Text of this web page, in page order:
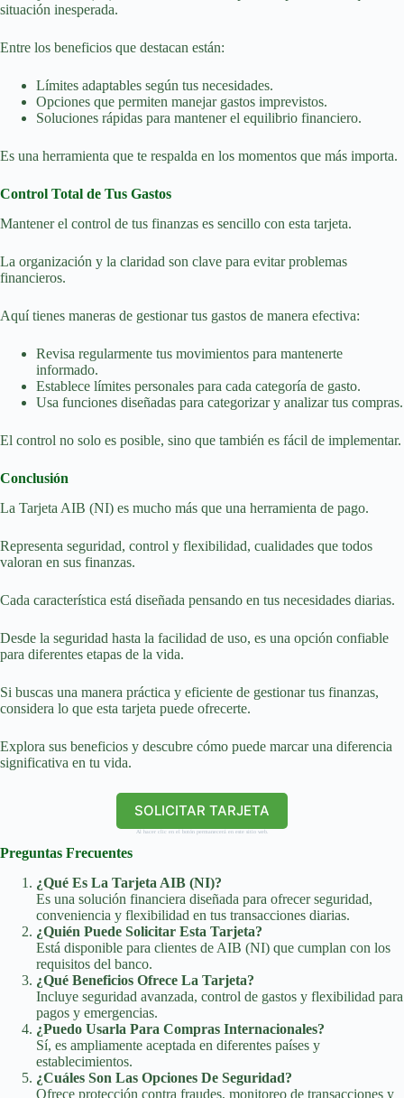
situación inesperada.
Entre los beneficios que destacan están:
Límites adaptables según tus necesidades.
Opciones que permiten manejar gastos imprevistos.
Soluciones rápidas para mantener el equilibrio financiero.
Es una herramienta que te respalda en los momentos que más importa.
Control Total de Tus Gastos
Mantener el control de tus finanzas es sencillo con esta tarjeta.
La organización y la claridad son clave para evitar problemas
financieros.
Aquí tienes maneras de gestionar tus gastos de manera efectiva:
Revisa regularmente tus movimientos para mantenerte
informado.
Establece límites personales para cada categoría de gasto.
Usa funciones diseñadas para categorizar y analizar tus compras.
El control no solo es posible, sino que también es fácil de implementar.
Conclusión
La Tarjeta AIB (NI) es mucho más que una herramienta de pago.
Representa seguridad, control y flexibilidad, cualidades que todos
valoran en sus finanzas.
Cada característica está diseñada pensando en tus necesidades diarias.
Desde la seguridad hasta la facilidad de uso, es una opción confiable
para diferentes etapas de la vida.
Si buscas una manera práctica y eficiente de gestionar tus finanzas,
considera lo que esta tarjeta puede ofrecerte.
Explora sus beneficios y descubre cómo puede marcar una diferencia
significativa en tu vida.
SOLICITAR TARJETA
Al hacer clic en el botón permanecerá en este sitio web.
Preguntas Frecuentes
¿Qué Es La Tarjeta AIB (NI)?
Es una solución financiera diseñada para ofrecer seguridad,
conveniencia y flexibilidad en tus transacciones diarias.
¿Quién Puede Solicitar Esta Tarjeta?
Está disponible para clientes de AIB (NI) que cumplan con los
requisitos del banco.
¿Qué Beneficios Ofrece La Tarjeta?
Incluye seguridad avanzada, control de gastos y flexibilidad para
pagos y emergencias.
¿Puedo Usarla Para Compras Internacionales?
Sí, es ampliamente aceptada en diferentes países y
establecimientos.
¿Cuáles Son Las Opciones De Seguridad?
Ofrece protección contra fraudes, monitoreo de transacciones y